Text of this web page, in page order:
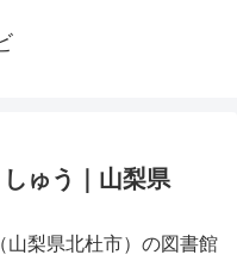
ゅう｜山梨県
山梨県北杜市）の図書館